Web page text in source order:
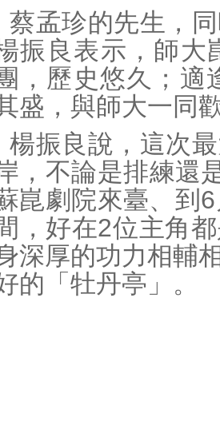
蔡孟珍的先生，
振良表示，師大
，歷史悠久；適
盛，與師大一同
楊振良說，這次
，不論是排練還
崑劇院來臺、到
，好在2位主角
深厚的功力相輔
的「牡丹亭」。